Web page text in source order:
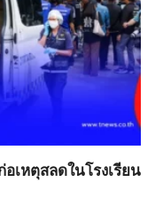
เหตุสลดในโรงเรียน